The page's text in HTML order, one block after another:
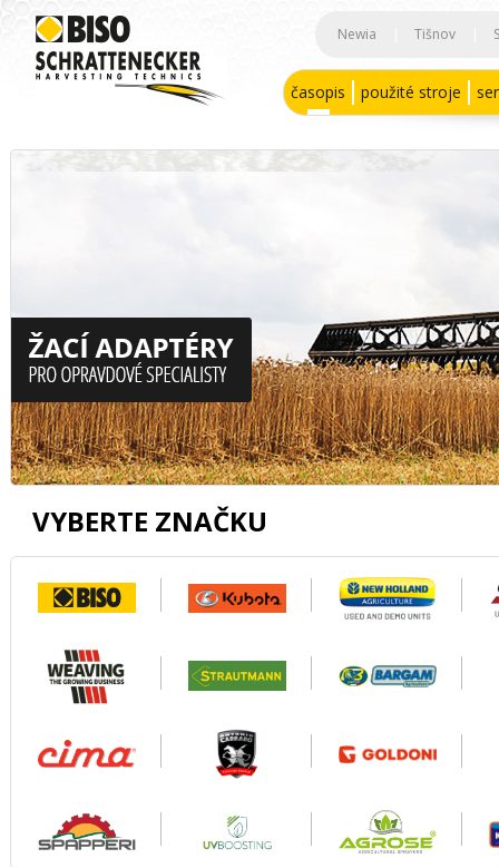
Newia Tišnov
časopis použité stroje
VYBERTE ZNAČKU